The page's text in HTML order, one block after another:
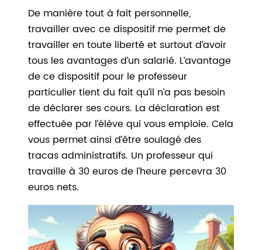
De manière tout à fait personnelle,
travailler avec ce dispositif me permet de
travailler en toute liberté et surtout d’avoir
tous les avantages d’un salarié. L’avantage
de ce dispositif pour le professeur
particulier tient du fait qu’il n’a pas besoin
de déclarer ses cours. La déclaration est
effectuée par l’élève qui vous emploie. Cela
vous permet ainsi d’être soulagé des
tracas administratifs. Un professeur qui
travaille à 30 euros de l’heure percevra 30
euros nets.